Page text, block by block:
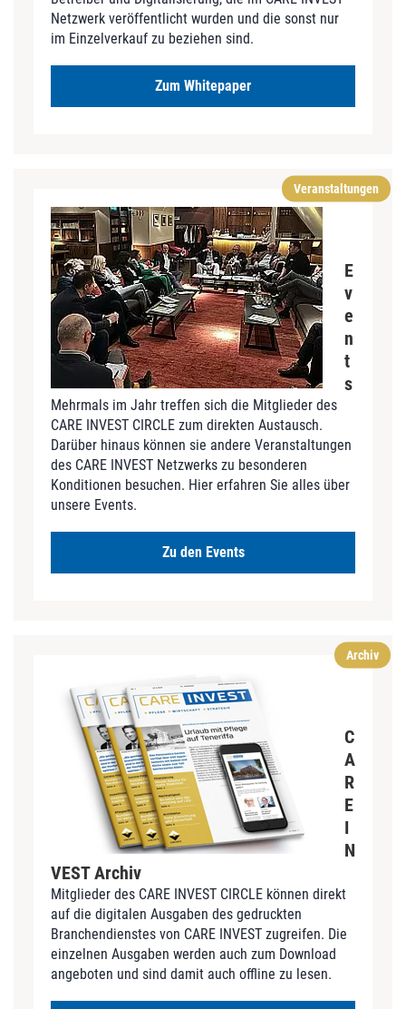
Netzwerk veröffentlicht wurden und die sonst nur
im Einzelverkauf zu beziehen sind.
Zum Whitepaper
Veranstaltungen
E
v
e
n
t
s
Mehrmals im Jahr treffen sich die Mitglieder des
CARE INVEST CIRCLE zum direkten Austausch.
Darüber hinaus können sie andere Veranstaltungen
des CARE INVEST Netzwerks zu besonderen
Konditionen besuchen. Hier erfahren Sie alles über
unsere Events.
Zu den Events
Archiv
C
A
R
E
I
N
VEST Archiv
Mitglieder des CARE INVEST CIRCLE können direkt
auf die digitalen Ausgaben des gedruckten
Branchendienstes von CARE INVEST zugreifen. Die
einzelnen Ausgaben werden auch zum Download
angeboten und sind damit auch offline zu lesen.